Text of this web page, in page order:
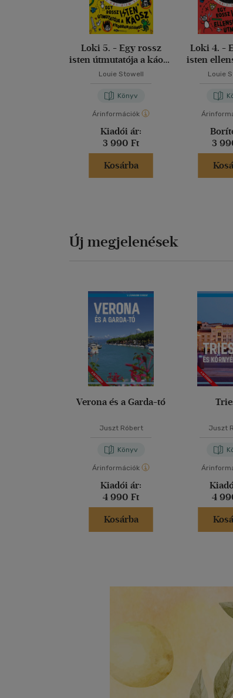
Loki 5. - Egy rossz
isten útmutatója a káosz
kirobbantásához
Louie Stowell
Könyv
Árinformációk
Kiadói ár:
3 990 Ft
Kosárba
Loki 4. -
isten
Louie
3
Új megjelenések
Verona és a Garda-tó
Juszt Róbert
Könyv
Árinformációk
Kiadói ár:
4 990 Ft
Kosárba
Juszt
4